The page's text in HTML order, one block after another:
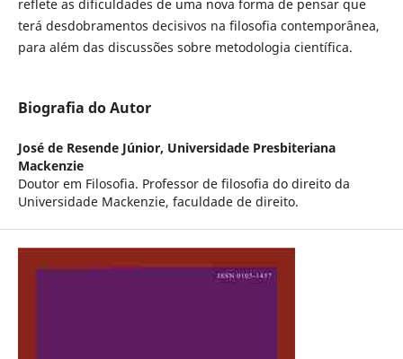
reflete as dificuldades de uma nova forma de pensar que
terá desdobramentos decisivos na filosofia contemporânea,
para além das discussões sobre metodologia científica.
Biografia do Autor
José de Resende Júnior, Universidade Presbiteriana
Mackenzie
Doutor em Filosofia. Professor de filosofia do direito da
Universidade Mackenzie, faculdade de direito.